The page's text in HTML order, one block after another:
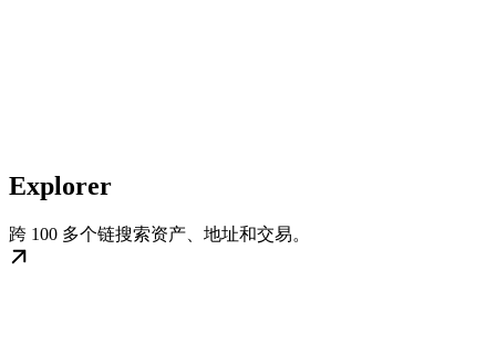
Explorer
跨 100 多个链搜索资产、地址和交易。